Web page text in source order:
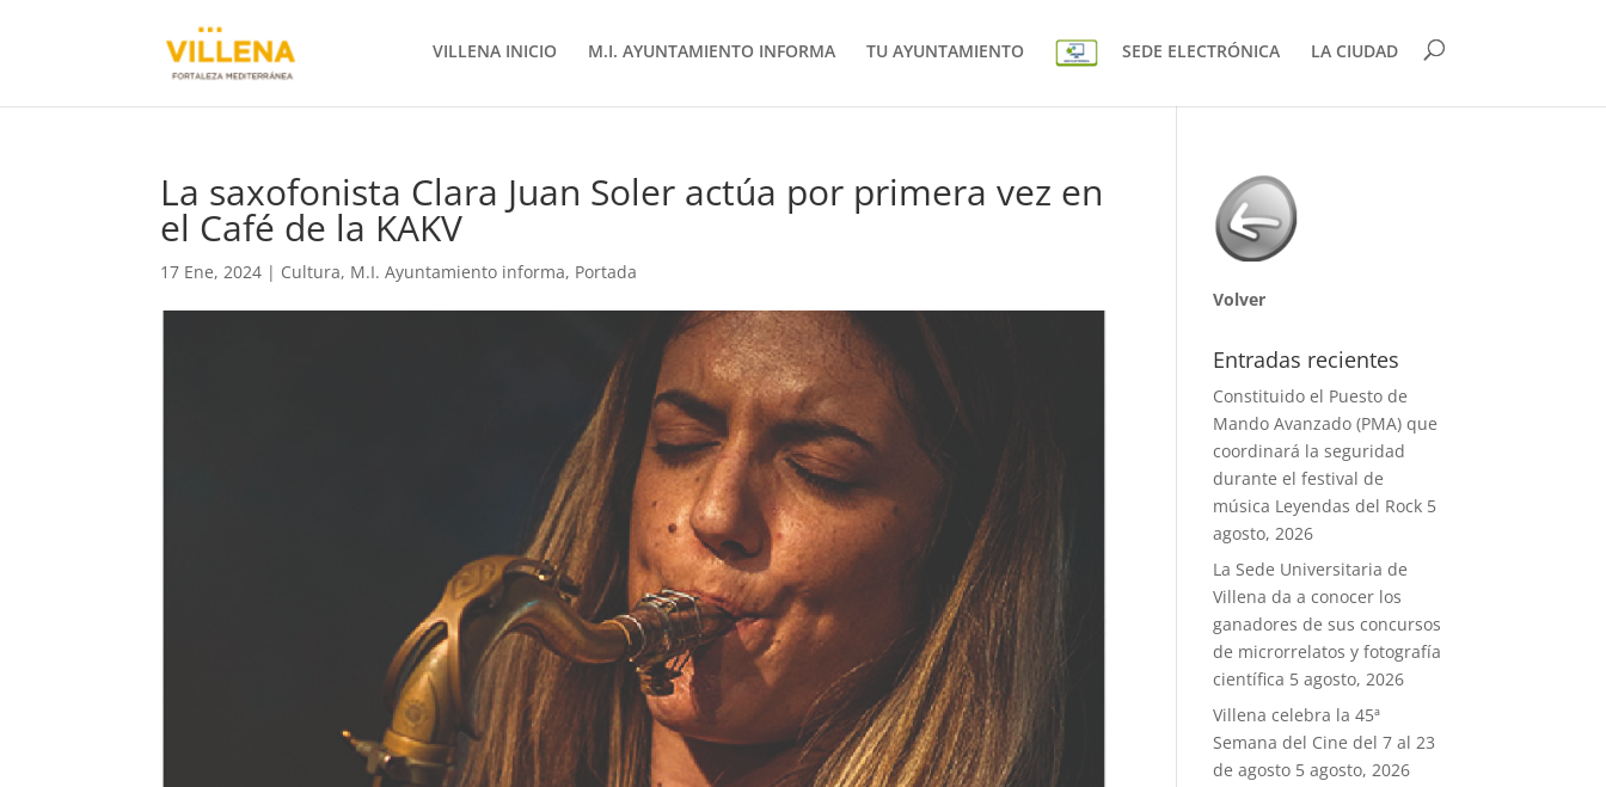
VILLENA INICIO M.I. AYUNTAMIENTO INFORMA TU AYUNTAMIENTO SEDE ELECTRÓNICA LA CIUDAD
La saxofonista Clara Juan Soler actúa por primera vez en
el Café de la KAKV
17 Ene, 2024 | Cultura, M.I. Ayuntamiento informa, Portada
Volver
Entradas recientes
Constituido el Puesto de
Mando Avanzado (PMA) que
coordinará la seguridad
durante el festival de
música Leyendas del Rock 5
agosto, 2026
La Sede Universitaria de
Villena da a conocer los
ganadores de sus concursos
de microrrelatos y fotografía
científica 5 agosto, 2026
Villena celebra la 45ª
Semana del Cine del 7 al 23
de agosto 5 agosto, 2026